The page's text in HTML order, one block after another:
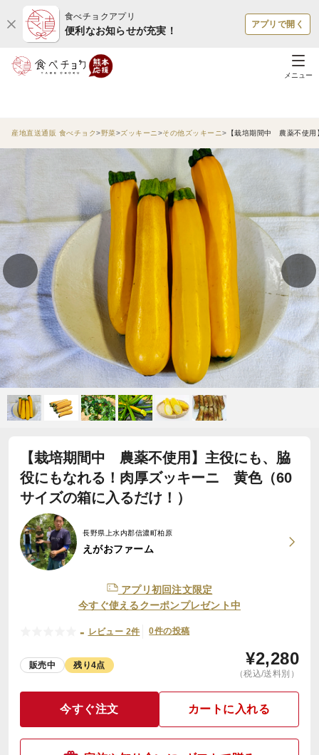
食べチョクアプリ
便利なお知らせが充実！
アプリで開く
メニュー
産地直送通販 食べチョク 野菜 ズッキーニ その他ズッキーニ 【栽培期間中 農薬不使
【栽培期間中 農薬不使用】主役にも、脇
役にもなれる！肉厚ズッキーニ 黄色（60
サイズの箱に入るだけ！）
長野県上水内郡信濃町柏原
えがおファーム
アプリ初回注文限定
今すぐ使えるクーポンプレゼント中
- レビュー 2件 0件の投稿
販売中 残り4点 ¥2,280
（税込/送料別）
今すぐ注文 カートに入れる